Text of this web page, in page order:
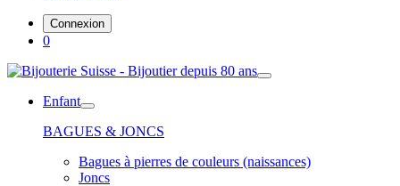
Connexion
0
Enfant
BAGUES & JONCS
Bagues à pierres de couleurs (naissances)
Joncs